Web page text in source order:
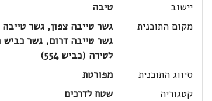
יישוב
טיבה
מקום התוכנית
גשר טייבה צפון, גשר
גשר טייבה דרום, גשר כביש
לטירה (כביש 554)
סיווג התוכנית
מפורטת
קטגוריה
שטח לדרכים